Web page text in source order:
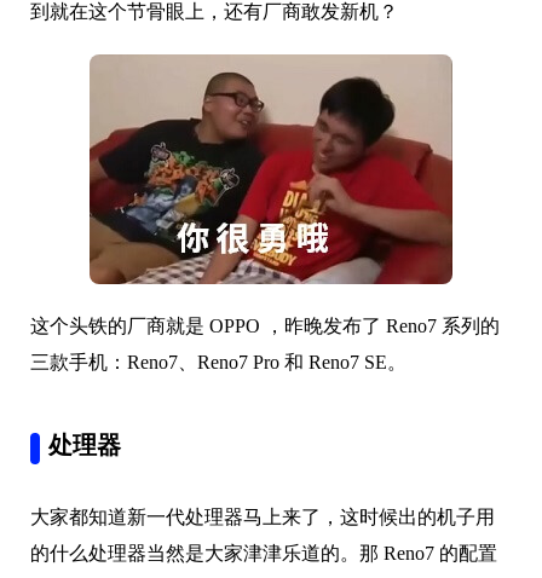
到就在这个节骨眼上，还有厂商敢发新机？
这个头铁的厂商就是 OPPO ，昨晚发布了 Reno7 系列的
三款手机：Reno7、Reno7 Pro 和 Reno7 SE。
处理器
大家都知道新一代处理器马上来了，这时候出的机子用
的什么处理器当然是大家津津乐道的。那 Reno7 的配置